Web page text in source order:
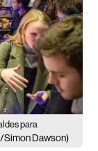
para
Dawson)